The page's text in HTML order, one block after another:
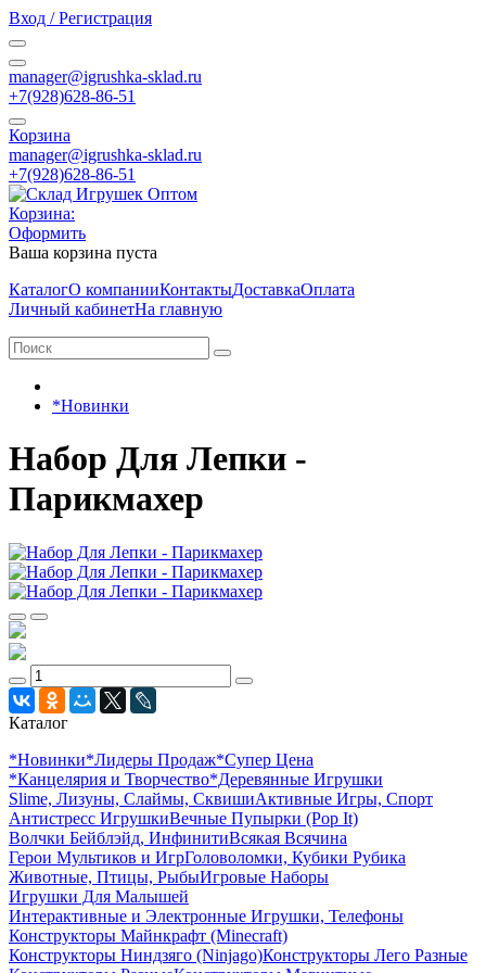
Вход / Регистрация
manager@igrushka-sklad.ru
+7(928)628-86-51
Корзина
manager@igrushka-sklad.ru
+7(928)628-86-51
Корзина:
Оформить
Ваша корзина пуста
КаталогО компанииКонтактыДоставкаОплата
Личный кабинетНа главную
*Новинки
Набор Для Лепки -
Парикмахер
Каталог
*Новинки*Лидеры Продаж*Супер Цена
*Канцелярия и Творчество*Деревянные Игрушки
Slime, Лизуны, Слаймы, СквишиАктивные Игры, Спорт
Антистресс ИгрушкиВечные Пупырки (Pop It)
Волчки Бейблэйд, ИнфинитиВсякая Всячина
Герои Мультиков и ИгрГоловоломки, Кубики Рубика
Животные, Птицы, РыбыИгровые Наборы
Игрушки Для Малышей
Интерактивные и Электронные Игрушки, Телефоны
Конструкторы Майнкрафт (Minecraft)
Конструкторы Ниндзяго (Ninjago)Конструкторы Лего Разные